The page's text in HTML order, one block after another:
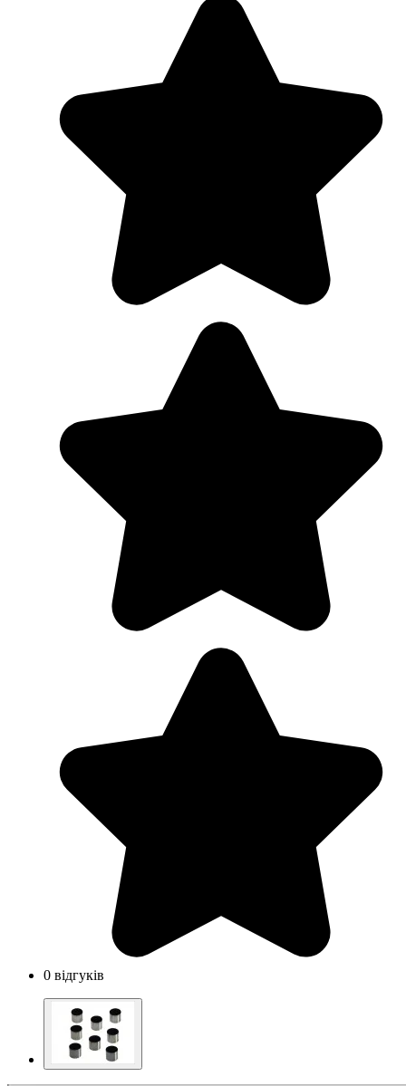
0 відгуків